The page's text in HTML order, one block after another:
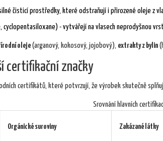
silné čisticí prostředky, které odstraňují i přirozené oleje z
cyclopentasiloxane) - vytvářejí na vlasech neprodyšnou
oleje (arganový, kokosový, jojobový), extrakty z bylin
certifikační značky
certifikátů, které potvrzují, že výrobek skutečně
Srovnání hlavních
Orgánické suroviny Zakázané látky